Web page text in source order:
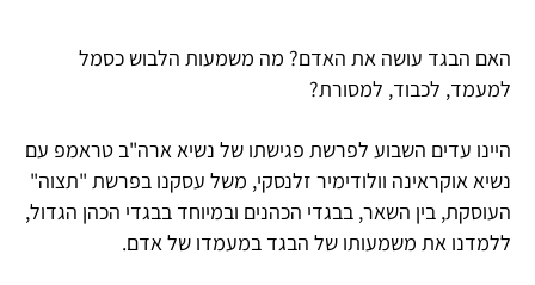
האם הבגד עושה את האדם? מה משמעות הלבוש כסמל
למעמד, לכבוד, למסורת?
היינו עדים השבוע לפרשת פגישתו של נשיא ארה"ב טראמפ עם
נשיא אוקראינה וולודימיר זלנסקי, משל עסקנו בפרשת "תצוה"
העוסקת, בין השאר, בבגדי הכהנים ובמיוחד בבגדי הכהן הגדול,
ללמדנו את משמעותו של הבגד במעמדו של אדם.